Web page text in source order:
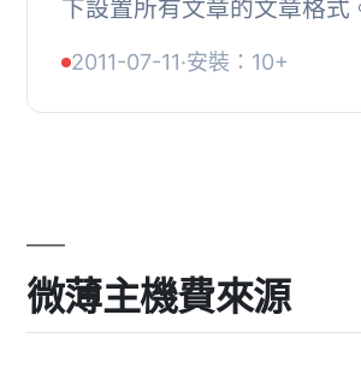
下設置所有文章的文章格式
章格式的主題，轉換到支援
式定制樣式的...
2011-07-11·安裝：10+
微薄主機費來源